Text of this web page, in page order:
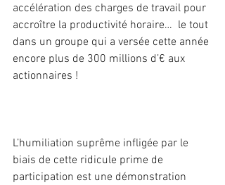
accélération des charges de travail pour
accroître la productivité horaire…  le tout
dans un groupe qui a versée cette année
encore plus de 300 millions d’€ aux
actionnaires !
L’humiliation suprême infligée par le
biais de cette ridicule prime de
participation est une démonstration